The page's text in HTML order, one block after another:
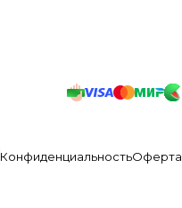
КонфиденциальностьОферта